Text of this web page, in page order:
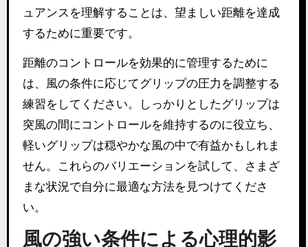
ュアンスを理解することは、望ましい距離を達成
するために重要です。
距離のコントロールを効果的に管理するために
は、風の条件に応じてグリップの圧力を調整する
練習をしてください。しっかりとしたグリップは
突風の間にコントロールを維持するのに役立ち、
軽いグリップは穏やかな風の中で有益かもしれま
せん。これらのバリエーションを試して、さまざ
まな状況で自分に最適な方法を見つけてくださ
い。
風の強い条件による心理的影